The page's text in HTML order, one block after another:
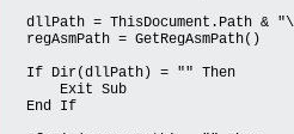
dllPath = ThisDocument.Path & "\"
regAsmPath = GetRegAsmPath()
If Dir(dllPath) = "" Then
Exit Sub
End If